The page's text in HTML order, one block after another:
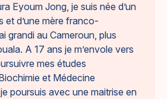
Eyoum Jong, je suis née d’un
et d’une mère franco-
grandi au Cameroun, plus
A 17 ans je m’envole vers
mes études
et Médecine
poursuis avec une maitrise en